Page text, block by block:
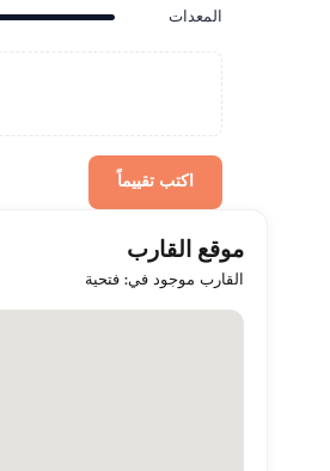
المعدات
اكتب تقييماً
موقع القارب
القارب موجود في: فتحية